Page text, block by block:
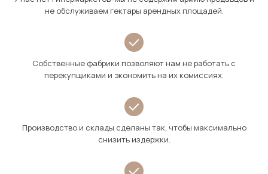
не обслуживаем гектары арендных площадей.
Собственные фабрики позволяют нам не работать с
перекупщиками и экономить на их комиссиях.
Производство и склады сделаны так, чтобы максимально
снизить издержки.